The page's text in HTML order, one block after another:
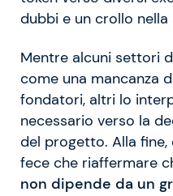
dubbi e un crollo nella
Mentre alcuni settori
come una mancanza
fondatori, altri lo
necessario verso la
del progetto. Alla
fece che riaffermare
non dipende da un